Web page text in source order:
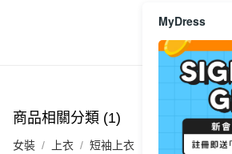
每筆HK$40.00，滿HK$350.00或以上免運費
付款後順豐站及營業點
每筆HK$40.00，滿HK$350.00或以上免運費
商品推薦
商品相關分類 (1)
女裝 上衣 短袖上衣
MyDress